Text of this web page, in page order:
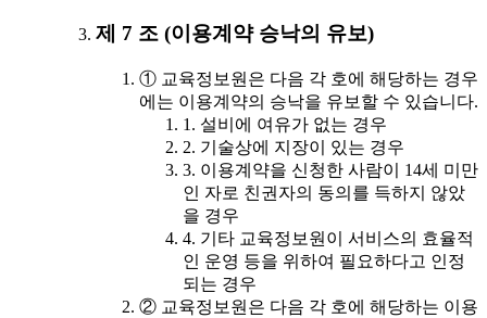
제 7 조 (이용계약 승낙의 유보)
① 교육정보원은 다음 각 호에 해당하는 경우
에는 이용계약의 승낙을 유보할 수 있습니다.
1. 설비에 여유가 없는 경우
2. 기술상에 지장이 있는 경우
3. 이용계약을 신청한 사람이 14세 미만
인 자로 친권자의 동의를 득하지 않았
을 경우
4. 기타 교육정보원이 서비스의 효율적
인 운영 등을 위하여 필요하다고 인정
되는 경우
② 교육정보원은 다음 각 호에 해당하는 이용